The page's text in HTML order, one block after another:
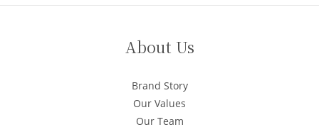
About Us
Brand Story
Our Values
Our Team